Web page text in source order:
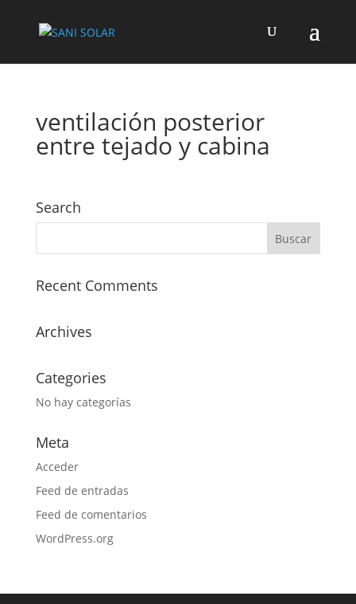
ventilación posterior
entre tejado y cabina
Search
Recent Comments
Archives
Categories
No hay categorías
Meta
Acceder
Feed de entradas
Feed de comentarios
WordPress.org